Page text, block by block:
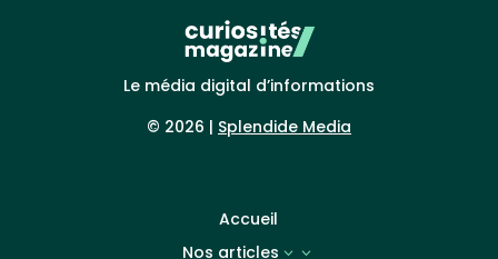
Le média digital d’informations
© 2026 | Splendide Media
Accueil
Nos articles
3